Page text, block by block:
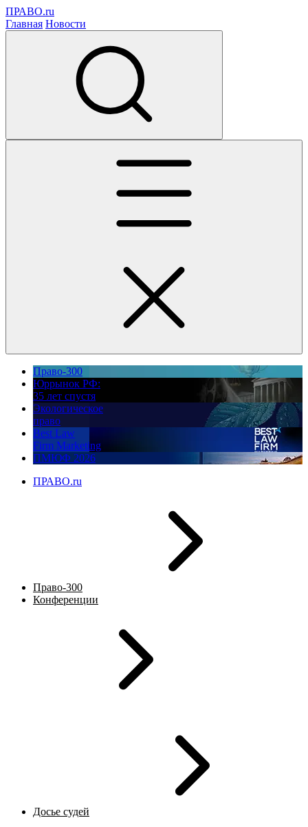
ПРАВО.ru
Главная Новости
Право-300
Юррынок РФ:
35 лет спустя
Экологическое
право
Best Law
Firm Marketing
ПМЮФ 2026
ПРАВО.ru
Право-300
Конференции
Досье судей